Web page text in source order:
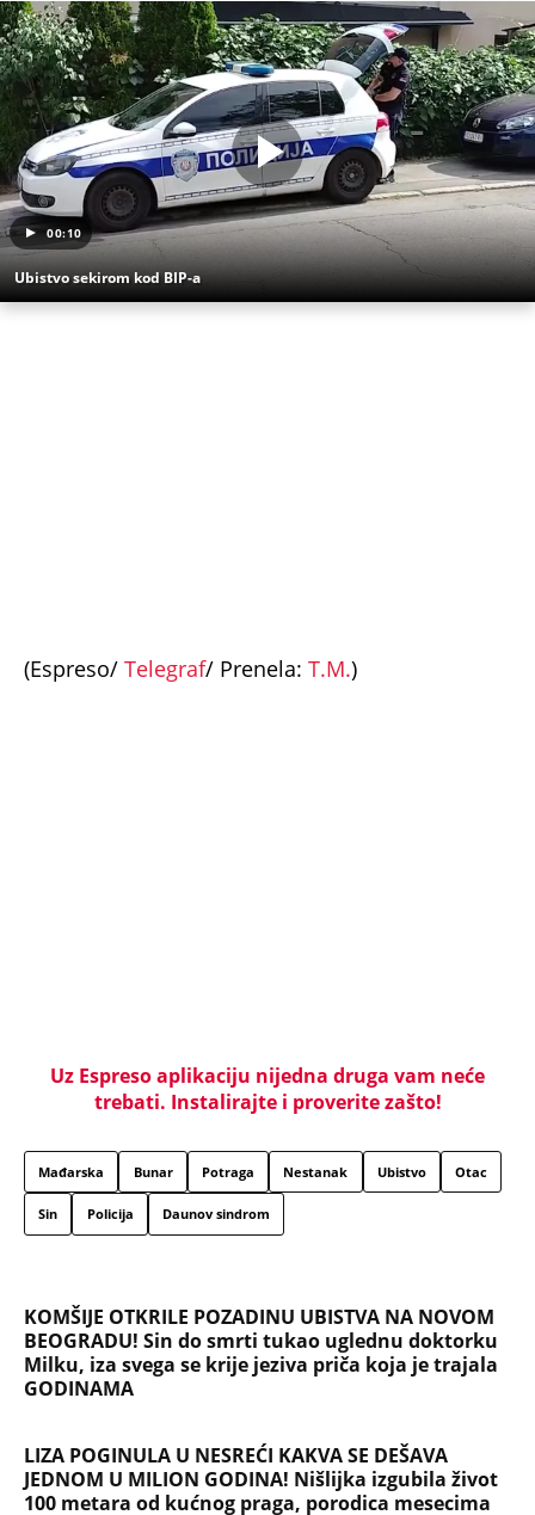
00:10
Ubistvo sekirom kod BIP-a
(Espreso/ Telegraf/ Prenela: T.M.)
Uz Espreso aplikaciju nijedna druga vam neće
trebati. Instalirajte i proverite zašto!
Mađarska Bunar Potraga Nestanak Ubistvo Otac
Sin Policija Daunov sindrom
KOMŠIJE OTKRILE POZADINU UBISTVA NA NOVOM
BEOGRADU! Sin do smrti tukao uglednu doktorku
Milku, iza svega se krije jeziva priča koja je trajala
GODINAMA
LIZA POGINULA U NESREĆI KAKVA SE DEŠAVA
JEDNOM U MILION GODINA! Nišlijka izgubila život
100 metara od kućnog praga, porodica mesecima